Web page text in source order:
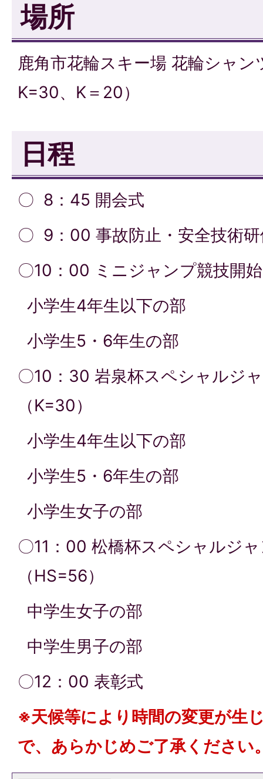
場所
鹿角市花輪スキー場 花輪シャ
K=30、K＝20）
日程
〇 8：45 開会式
〇 9：00 事故防止・安全技術
〇10：00 ミニジャンプ競技開
小学生4年生以下の部
小学生5・6年生の部
〇10：30 岩泉杯スペシャルジ
（K=30）
小学生4年生以下の部
小学生5・6年生の部
小学生女子の部
〇11：00 松橋杯スペシャルジ
（HS=56）
中学生女子の部
中学生男子の部
〇12：00 表彰式
※天候等により時間の変更が生
で、あらかじめご了承ください